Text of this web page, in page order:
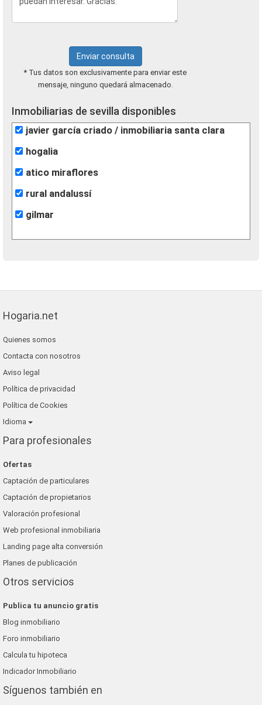
Enviar consulta
* Tus datos son exclusivamente para enviar este
mensaje, ninguno quedará almacenado.
Inmobiliarias de sevilla disponibles
javier garcía criado / inmobiliaria santa clara
hogalia
atico miraflores
rural andalussí
gilmar
Hogaria.net
Quienes somos
Contacta con nosotros
Aviso legal
Política de privacidad
Política de Cookies
Idioma
Para profesionales
Ofertas
Captación de particulares
Captación de propietarios
Valoración profesional
Web profesional inmobiliaria
Landing page alta conversión
Planes de publicación
Otros servicios
Publica tu anuncio gratis
Blog inmobiliario
Foro inmobiliario
Calcula tu hipoteca
Indicador Inmobiliario
Síguenos también en